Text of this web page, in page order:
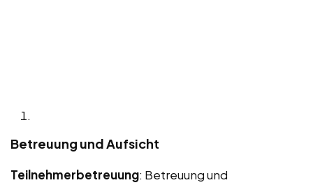
Betreuung und Aufsicht
Teilnehmerbetreuung: Betreuung und